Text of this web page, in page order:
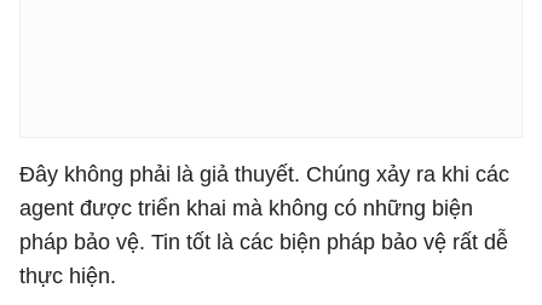
Đây không phải là giả thuyết. Chúng xảy ra khi các
agent được triển khai mà không có những biện
pháp bảo vệ. Tin tốt là các biện pháp bảo vệ rất dễ
thực hiện.